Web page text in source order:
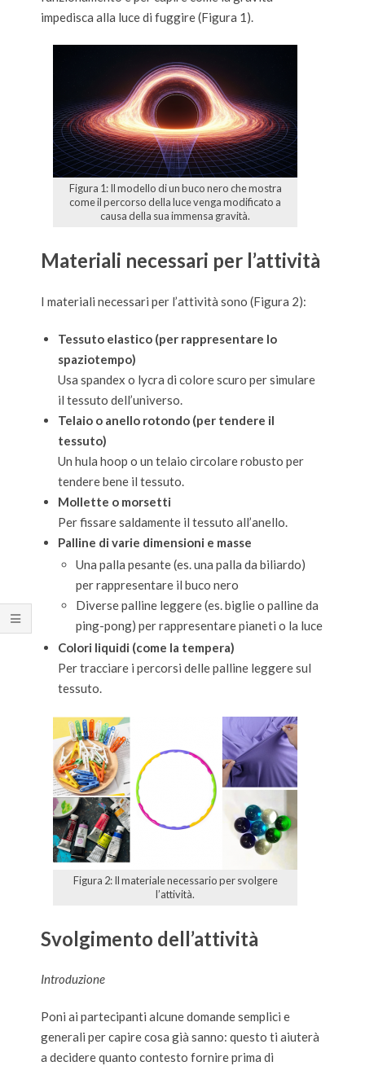
impedisca alla luce di fuggire (Figura 1).
Figura 1: Il modello di un buco nero che mostra
come il percorso della luce venga modificato a
causa della sua immensa gravità.
Materiali necessari per l’attività
I materiali necessari per l’attività sono (Figura 2):
Tessuto elastico (per rappresentare lo
spaziotempo)
Usa spandex o lycra di colore scuro per simulare
il tessuto dell’universo.
Telaio o anello rotondo (per tendere il
tessuto)
Un hula hoop o un telaio circolare robusto per
tendere bene il tessuto.
Mollette o morsetti
Per fissare saldamente il tessuto all’anello.
Palline di varie dimensioni e masse
Una palla pesante (es. una palla da biliardo)
per rappresentare il buco nero
Diverse palline leggere (es. biglie o palline da
ping-pong) per rappresentare pianeti o la luce
Colori liquidi (come la tempera)
Per tracciare i percorsi delle palline leggere sul
tessuto.
Figura 2: Il materiale necessario per svolgere
l’attività.
Svolgimento dell’attività
Introduzione
Poni ai partecipanti alcune domande semplici e
generali per capire cosa già sanno: questo ti aiuterà
a decidere quanto contesto fornire prima di